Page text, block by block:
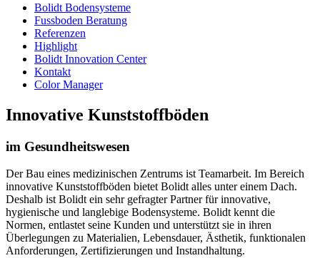
Bolidt Bodensysteme
Fussboden Beratung
Referenzen
Highlight
Bolidt Innovation Center
Kontakt
Color Manager
Innovative Kunststoffböden
im Gesundheitswesen
Der Bau eines medizinischen Zentrums ist Teamarbeit. Im Bereich
innovative Kunststoffböden bietet Bolidt alles unter einem Dach.
Deshalb ist Bolidt ein sehr gefragter Partner für innovative,
hygienische und langlebige Bodensysteme. Bolidt kennt die
Normen, entlastet seine Kunden und unterstützt sie in ihren
Überlegungen zu Materialien, Lebensdauer, Ästhetik, funktionalen
Anforderungen, Zertifizierungen und Instandhaltung.